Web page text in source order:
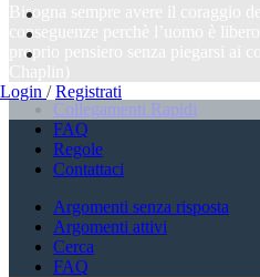
Login / Registrati
Bisogna sempre avere il coraggio
conseguenze perchè l’uomo è
proprio pensiero senza piegarsi ai
Chaplin)
Collegamenti Rapidi
FAQ
Regole
Contattaci
Argomenti senza risposta
Argomenti attivi
Cerca
FAQ